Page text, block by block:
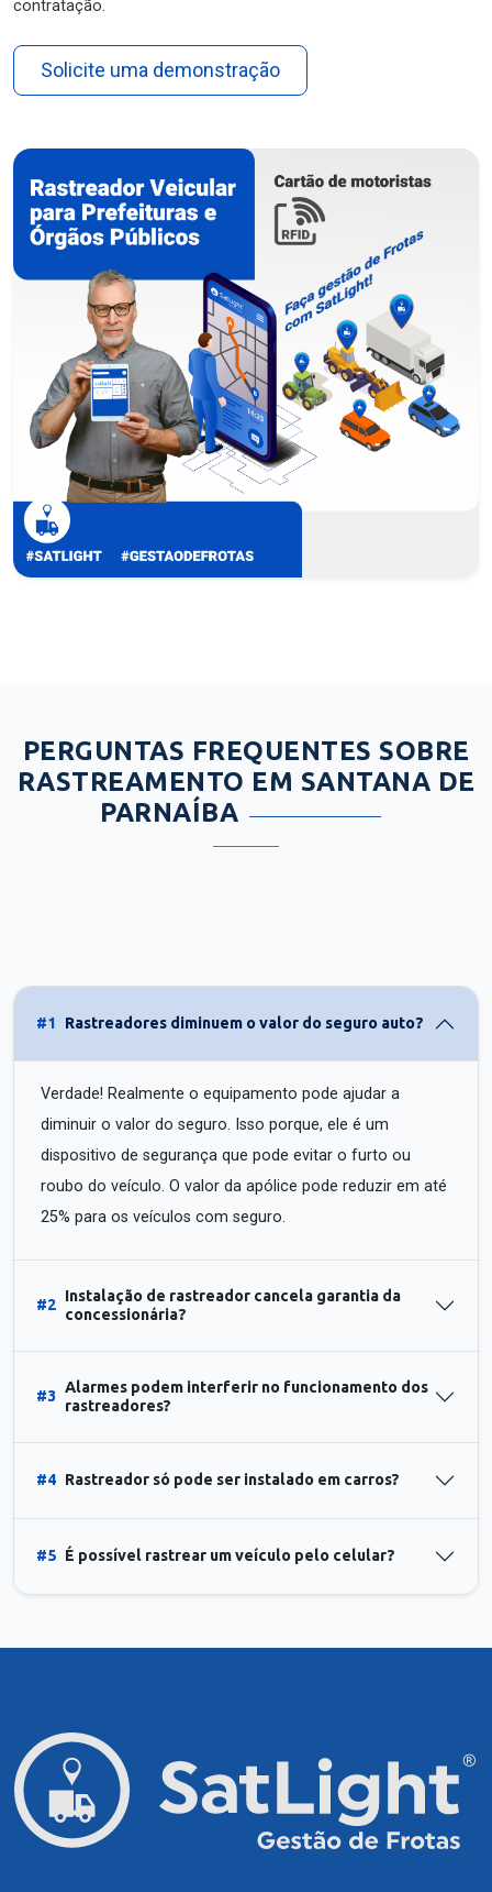
contratação.
Solicite uma demonstração
PERGUNTAS FREQUENTES SOBRE
RASTREAMENTO EM SANTANA DE
PARNAÍBA
#1 Rastreadores diminuem o valor do seguro auto?
Verdade! Realmente o equipamento pode ajudar a
diminuir o valor do seguro. Isso porque, ele é um
dispositivo de segurança que pode evitar o furto ou
roubo do veículo. O valor da apólice pode reduzir em até
25% para os veículos com seguro.
#2
Instalação de rastreador cancela garantia da
concessionária?
#3
Alarmes podem interferir no funcionamento dos
rastreadores?
#4 Rastreador só pode ser instalado em carros?
#5 É possível rastrear um veículo pelo celular?